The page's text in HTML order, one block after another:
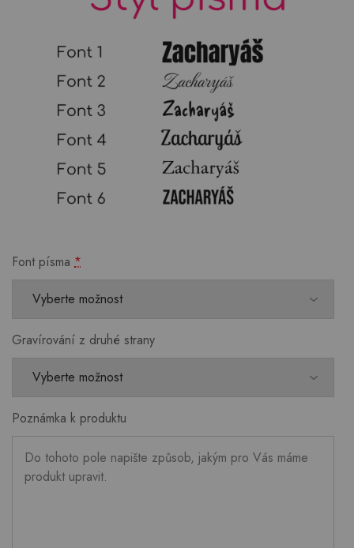
Font písma *
Gravírování z druhé strany
Poznámka k produktu